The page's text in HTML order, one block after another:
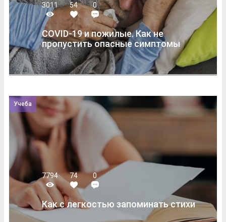
3011 54 0
COVID-19 и пожилые. Как не
пропустить опасные симптомы
Учеба
7794 74 0
Как с легкостью запоминать стихи